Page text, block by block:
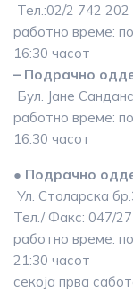
Тел.:02/2 742 202
работно време:
16:30 часот
– Подрачно
Бул. Јане
работно време:
16:30 часот
● Подрачно
Ул. Столарска
Тел./ Факс: 047/
работно време:
21:30 часот
секоја прва